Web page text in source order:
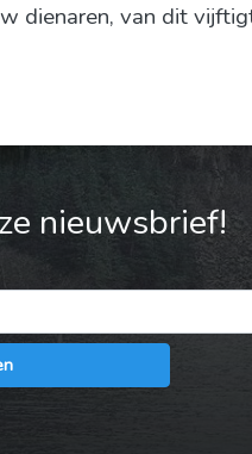
dienaren, van dit
nieuwsbrief!